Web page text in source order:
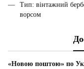
Тип: вінтажний
ворсом
«Новою поштою» по